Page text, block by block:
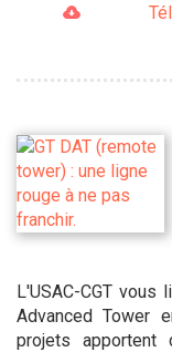
L'USAC-CGT
Advanced Tower
projets apportent